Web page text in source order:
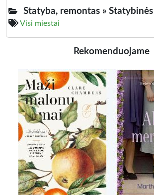
Statyba, remontas »
Visi miestai
Rekomenduojame